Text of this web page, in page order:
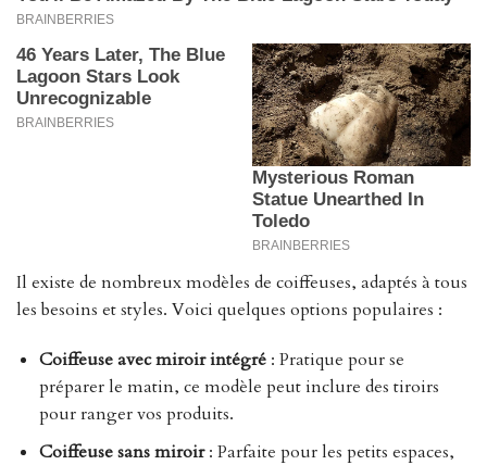
Il existe de nombreux modèles de coiffeuses, adaptés à tous
les besoins et styles. Voici quelques options populaires :
Coiffeuse avec miroir intégré: Pratique pour se
préparer le matin, ce modèle peut inclure des tiroirs
pour ranger vos produits.
Coiffeuse sans miroir: Parfaite pour les petits espaces,